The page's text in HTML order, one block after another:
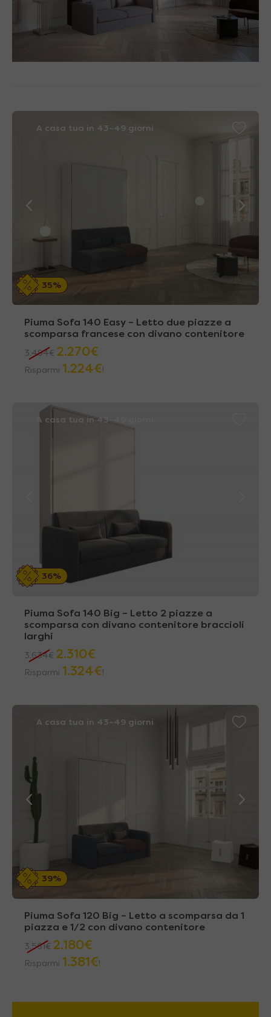
A casa tua in 43~49 giorni
35%
Piuma Sofa 140 Easy – Letto due piazze a
scomparsa francese con divano contenitore
3.494€ 2.270€
Risparmi 1.224€!
A casa tua in 43~49 giorni
36%
Piuma Sofa 140 Big – Letto 2 piazze a
scomparsa con divano contenitore braccioli
larghi
3.634€ 2.310€
Risparmi 1.324€!
A casa tua in 43~49 giorni
39%
Piuma Sofa 120 Big – Letto a scomparsa da 1
piazza e 1/2 con divano contenitore
3.561 € 2.180€
Risparmi 1.381 €!